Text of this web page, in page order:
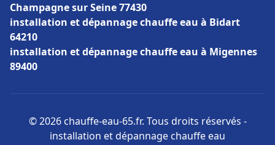
Champagne sur Seine 77430
installation et dépannage chauffe eau à Bidart
64210
installation et dépannage chauffe eau à Migennes
89400
© 2026 chauffe-eau-65.fr. Tous droits réservés -
installation et dépannage chauffe eau